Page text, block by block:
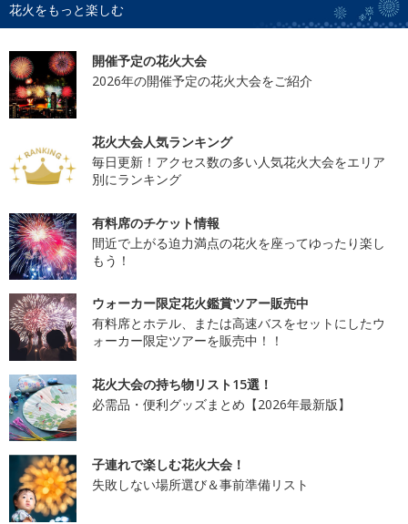
花火をもっと楽しむ
開催予定の花火大会
2026年の開催予定の花火大会をご紹介
花火大会人気ランキング
毎日更新！アクセス数の多い人気花火大会をエリア
別にランキング
有料席のチケット情報
間近で上がる迫力満点の花火を座ってゆったり楽し
もう！
ウォーカー限定花火鑑賞ツアー販売中
有料席とホテル、または高速バスをセットにしたウ
ォーカー限定ツアーを販売中！！
花火大会の持ち物リスト15選！
必需品・便利グッズまとめ【2026年最新版】
子連れで楽しむ花火大会！
失敗しない場所選び＆事前準備リスト